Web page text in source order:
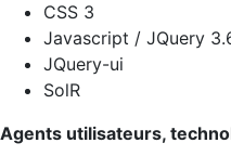
CSS 3
Javascript / JQuery
JQuery-ui
SolR
Agents utilisateurs,